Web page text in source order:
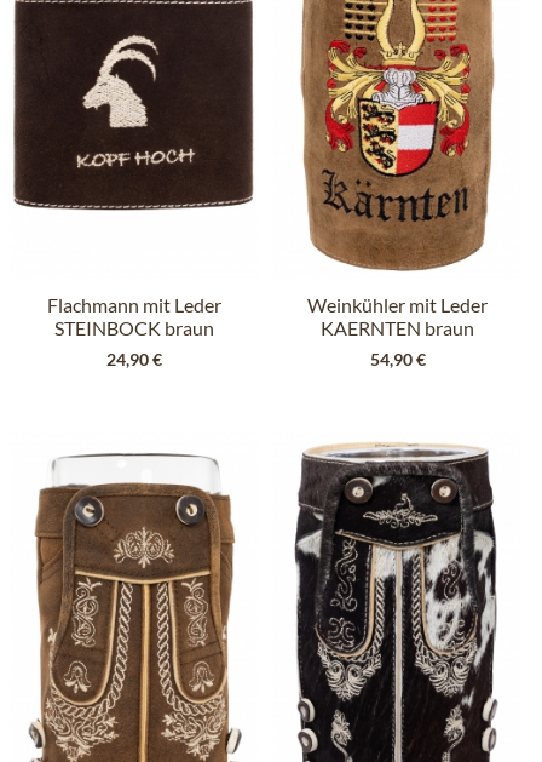
Flachmann mit Leder
STEINBOCK braun
24,90 €
Weinkühler mit Leder
KAERNTEN braun
54,90 €